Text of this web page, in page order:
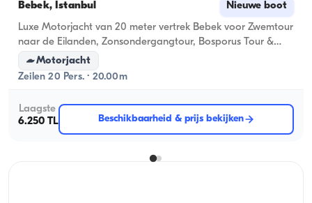
Bebek, İstanbul Nieuwe boot
Luxe Motorjacht van 20 meter vertrek Bebek voor Zwemtour
naar de Eilanden, Zonsondergangtour, Bosporus Tour &
Privé-evenementen!
Motorjacht
Zeilen 20 Pers. · 20.00m
Laagste
6.250 TL
Beschikbaarheid & prijs bekijken